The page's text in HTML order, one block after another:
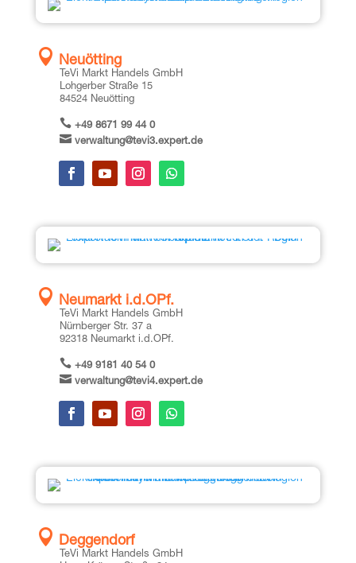
 Neuötting
TeVi Markt Han­dels GmbH
Loh­ger­ber Stra­ße 15
84524 Neuöt­ting
 +49 8671 99 44 0
 verwaltung@tevi3.expert.de
 Neu­markt i.d.OPf.
TeVi Markt Han­dels GmbH
Nürn­ber­ger Str. 37 a
92318 Neu­markt i.d.OPf.
 +49 9181 40 54 0
 verwaltung@tevi4.expert.de
 Deggendorf
TeVi Markt Han­dels GmbH